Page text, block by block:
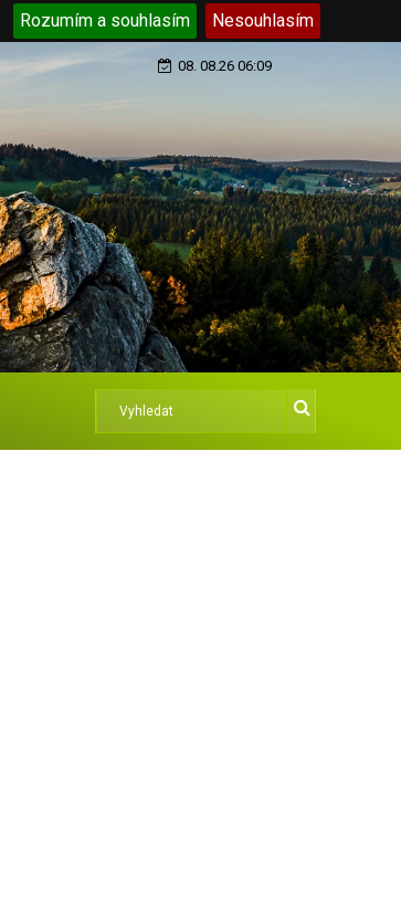
Rozumím a souhlasím Nesouhlasím
08. 08.26 06:09